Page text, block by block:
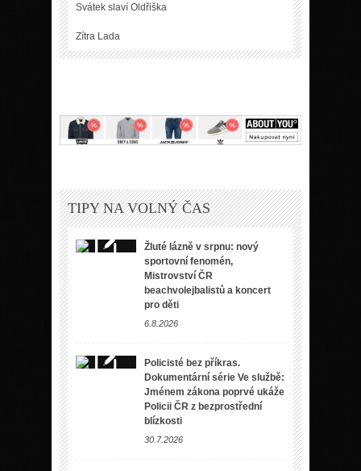
Svátek slaví Oldřiška
Zítra Lada
TIPY NA VOLNÝ ČAS
Žluté lázně v srpnu: nový
sportovní fenomén,
Mistrovství ČR
beachvolejbalistů a koncert
pro děti
6.8.2026
Policisté bez příkras.
Dokumentární série Ve službě:
Jménem zákona poprvé ukáže
Policii ČR z bezprostřední
blízkosti
30.7.2026